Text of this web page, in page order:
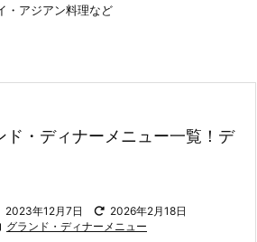
・アジアン料理など
ド・ディナーメニュー一覧！デ
2023年12月7日
2026年2月18日
グランド・ディナーメニュー